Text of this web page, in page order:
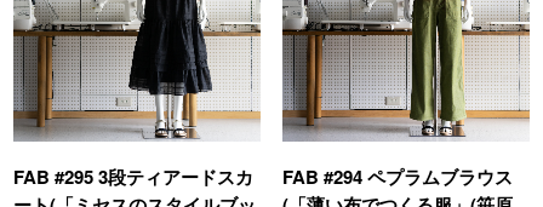
FAB #295 3段ティアードスカ
FAB #294 ペプラムブラウス